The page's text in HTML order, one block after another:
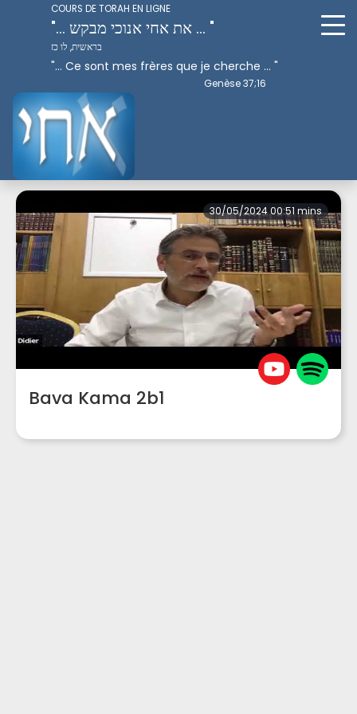
COURS DE TORAH EN LIGNE
"... את אחי אנוכי מבקש ... "
בראשית, לו כז
"... Ce sont mes frères que je cherche ... "
Genèse 37;16
Perek 1
30/05/2024 00:51 mins
Bava Kama 2b1